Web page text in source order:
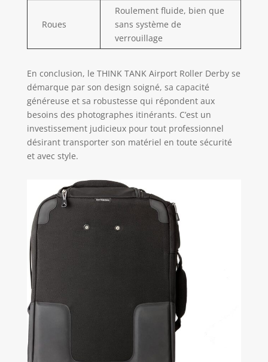
Roues
Roulement fluide, bien que
sans système de
verrouillage
En conclusion, le THINK TANK Airport Roller Derby se
démarque par son design soigné, sa capacité
généreuse et sa robustesse qui répondent aux
besoins des photographes itinérants. C’est un
investissement judicieux pour tout professionnel
désirant transporter son matériel en toute sécurité
et avec style.